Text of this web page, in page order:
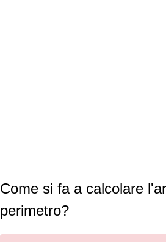
Come si fa a calcolare
perimetro?